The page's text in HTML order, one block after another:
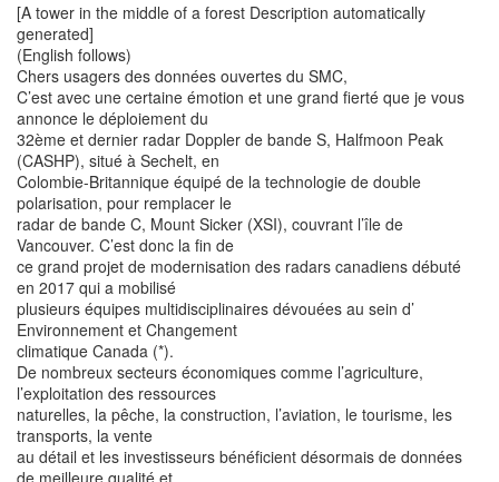
[A tower in the middle of a forest Description automatically
generated]
(English follows)
Chers usagers des données ouvertes du SMC,
C’est avec une certaine émotion et une grand fierté que je vous
annonce le déploiement du
32ème et dernier radar Doppler de bande S, Halfmoon Peak
(CASHP), situé à Sechelt, en
Colombie-Britannique équipé de la technologie de double
polarisation, pour remplacer le
radar de bande C, Mount Sicker (XSI), couvrant l’île de
Vancouver. C’est donc la fin de
ce grand projet de modernisation des radars canadiens débuté
en 2017 qui a mobilisé
plusieurs équipes multidisciplinaires dévouées au sein d’
Environnement et Changement
climatique Canada (*).
De nombreux secteurs économiques comme l’agriculture,
l’exploitation des ressources
naturelles, la pêche, la construction, l’aviation, le tourisme, les
transports, la vente
au détail et les investisseurs bénéficient désormais de données
de meilleure qualité et